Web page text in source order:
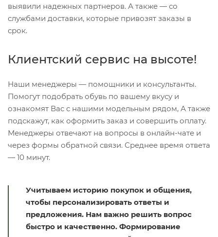
выявили надежных партнеров. А также — со
службами доставки, которые привозят заказы в
срок.
Клиентский сервис на высоте!
Наши менеджеры — помощники и консультанты.
Помогут подобрать обувь по вашему вкусу и
ознакомят Вас с нашими модельным рядом, А также
подскажут, как оформить заказ и совершить оплату.
Менеджеры отвечают на вопросы в онлайн-чате и
через формы обратной связи. Среднее время ответа
— 10 минут.
Учитываем историю покупок и общения,
чтобы персонализировать ответы и
предложения. Нам важно решить вопрос
быстро и качественно. Формирование